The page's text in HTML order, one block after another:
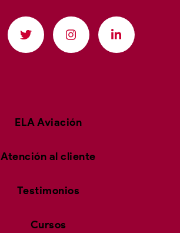
ELA Aviación
Atención al cliente
Testimonios
Cursos